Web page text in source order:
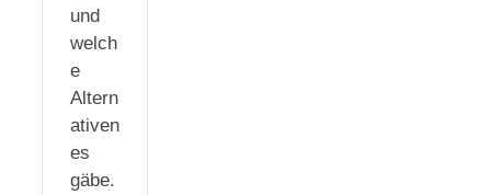
und
welch
e
Altern
ativen
es
gäbe.